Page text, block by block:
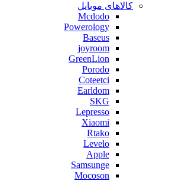
کالاهای موبایل
Mcdodo
Powerology
Baseus
joyroom
GreenLion
Porodo
Coteetci
Earldom
SKG
Lepresso
Xiaomi
Rtako
Levelo
Apple
Samsunge
Mocoson